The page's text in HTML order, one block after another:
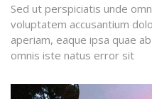
Sed ut perspiciatis unde
voluptatem accusantium
aperiam, eaque ipsa quae
omnis iste natus error sit